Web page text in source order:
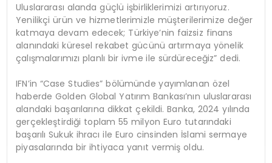
Uluslararası alanda güçlü işbirliklerimizi artırıyoruz.
Yenilikçi ürün ve hizmetlerimizle müşterilerimize değer
katmaya devam edecek; Türkiye’nin faizsiz finans
alanındaki küresel rekabet gücünü artırmaya yönelik
çalışmalarımızı planlı bir ivme ile sürdüreceğiz” dedi.
IFN’in “Case Studies” bölümünde yayımlanan özel
haberde Golden Global Yatırım Bankası’nın uluslararası
alandaki başarılarına dikkat çekildi. Banka, 2024 yılında
gerçekleştirdiği toplam 55 milyon Euro tutarındaki
başarılı Sukuk ihracı ile Euro cinsinden İslami sermaye
piyasalarında bir ihtiyaca yanıt vermiş oldu.